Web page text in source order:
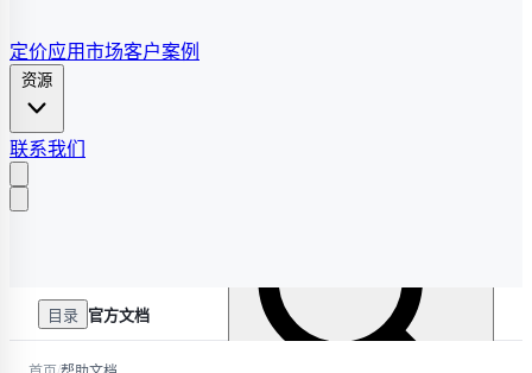
定价应用市场客户案例
联系我们
目录 官方文档